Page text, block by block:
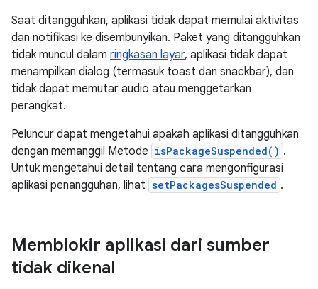
Saat ditangguhkan, aplikasi tidak dapat memulai aktivitas
dan notifikasi ke disembunyikan. Paket yang ditangguhkan
tidak muncul dalam ringkasan layar, aplikasi tidak dapat
menampilkan dialog (termasuk toast dan snackbar), dan
tidak dapat memutar audio atau menggetarkan
perangkat.
Peluncur dapat mengetahui apakah aplikasi ditangguhkan
dengan memanggil Metode isPackageSuspended() .
Untuk mengetahui detail tentang cara mengonfigurasi
aplikasi penangguhan, lihat setPackagesSuspended .
Memblokir aplikasi dari sumber
tidak dikenal